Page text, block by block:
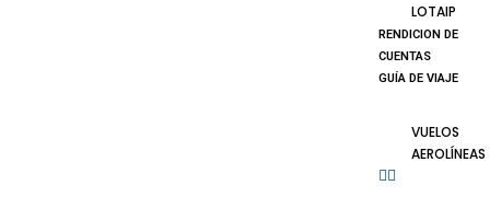
LOTAIP
RENDICION DE
CUENTAS
GUÍA DE VIAJE
VUELOS
AEROLÍNEAS